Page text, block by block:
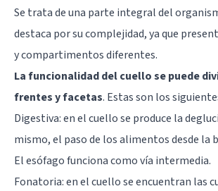
Se trata de una parte integral del
destaca por su complejidad, ya que
y compartimentos diferentes.
La funcionalidad del cuello se puede
frentes y facetas. Estas son los
Digestiva: en el cuello se produce la
mismo, el paso de los alimentos desde la
El esófago funciona como vía intermedia.
Fonatoria: en el cuello se encuentran las